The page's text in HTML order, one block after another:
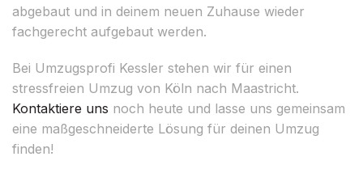
abgebaut und in deinem neuen Zuhause wieder
fachgerecht aufgebaut werden.
Bei Umzugsprofi Kessler stehen wir für einen
stressfreien Umzug von Köln nach Maastricht.
Kontaktiere uns noch heute und lasse uns gemeinsam
eine maßgeschneiderte Lösung für deinen Umzug
finden!